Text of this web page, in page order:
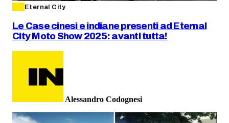
Eternal City
Le Case cinesi e indiane presenti ad Eternal
City Moto Show 2025: avanti tutta!
Alessandro Codognesi